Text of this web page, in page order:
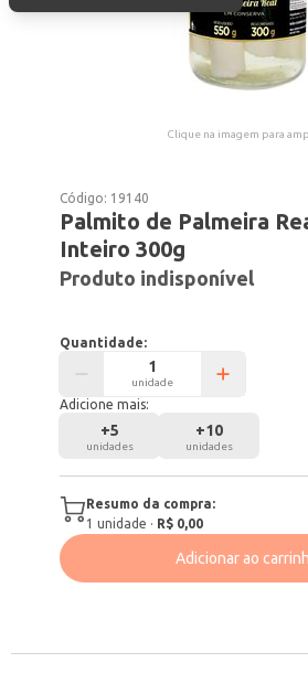
Clique na imagem para
Código: 19140
Palmito de Palmeira
Inteiro 300g
Produto indisponível
Quantidade:
unidade
Adicione mais:
+5
unidades
+10
unidades
Resumo da compra:
1 unidade · R$ 0,00
Adicionar ao